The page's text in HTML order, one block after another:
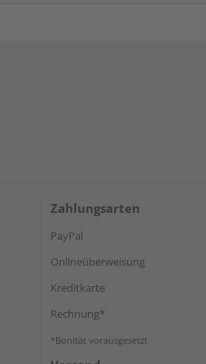
Zahlungsarten
PayPal
Onlineüberweisung
Kreditkarte
Rechnung*
*Bonität vorausgesetzt